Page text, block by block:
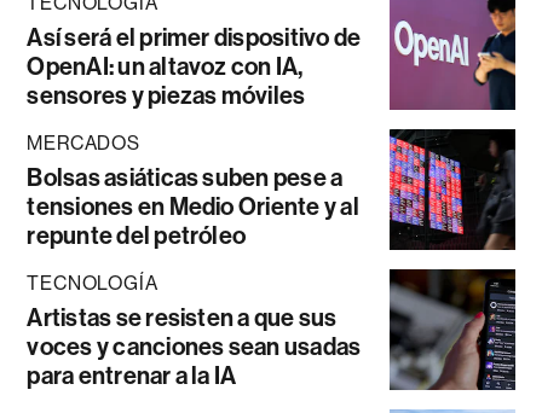
Así será el primer dispositivo de
OpenAI: un altavoz con IA,
sensores y piezas móviles
MERCADOS
Bolsas asiáticas suben pese a
tensiones en Medio Oriente y al
repunte del petróleo
TECNOLOGÍA
Artistas se resisten a que sus
voces y canciones sean usadas
para entrenar a la IA